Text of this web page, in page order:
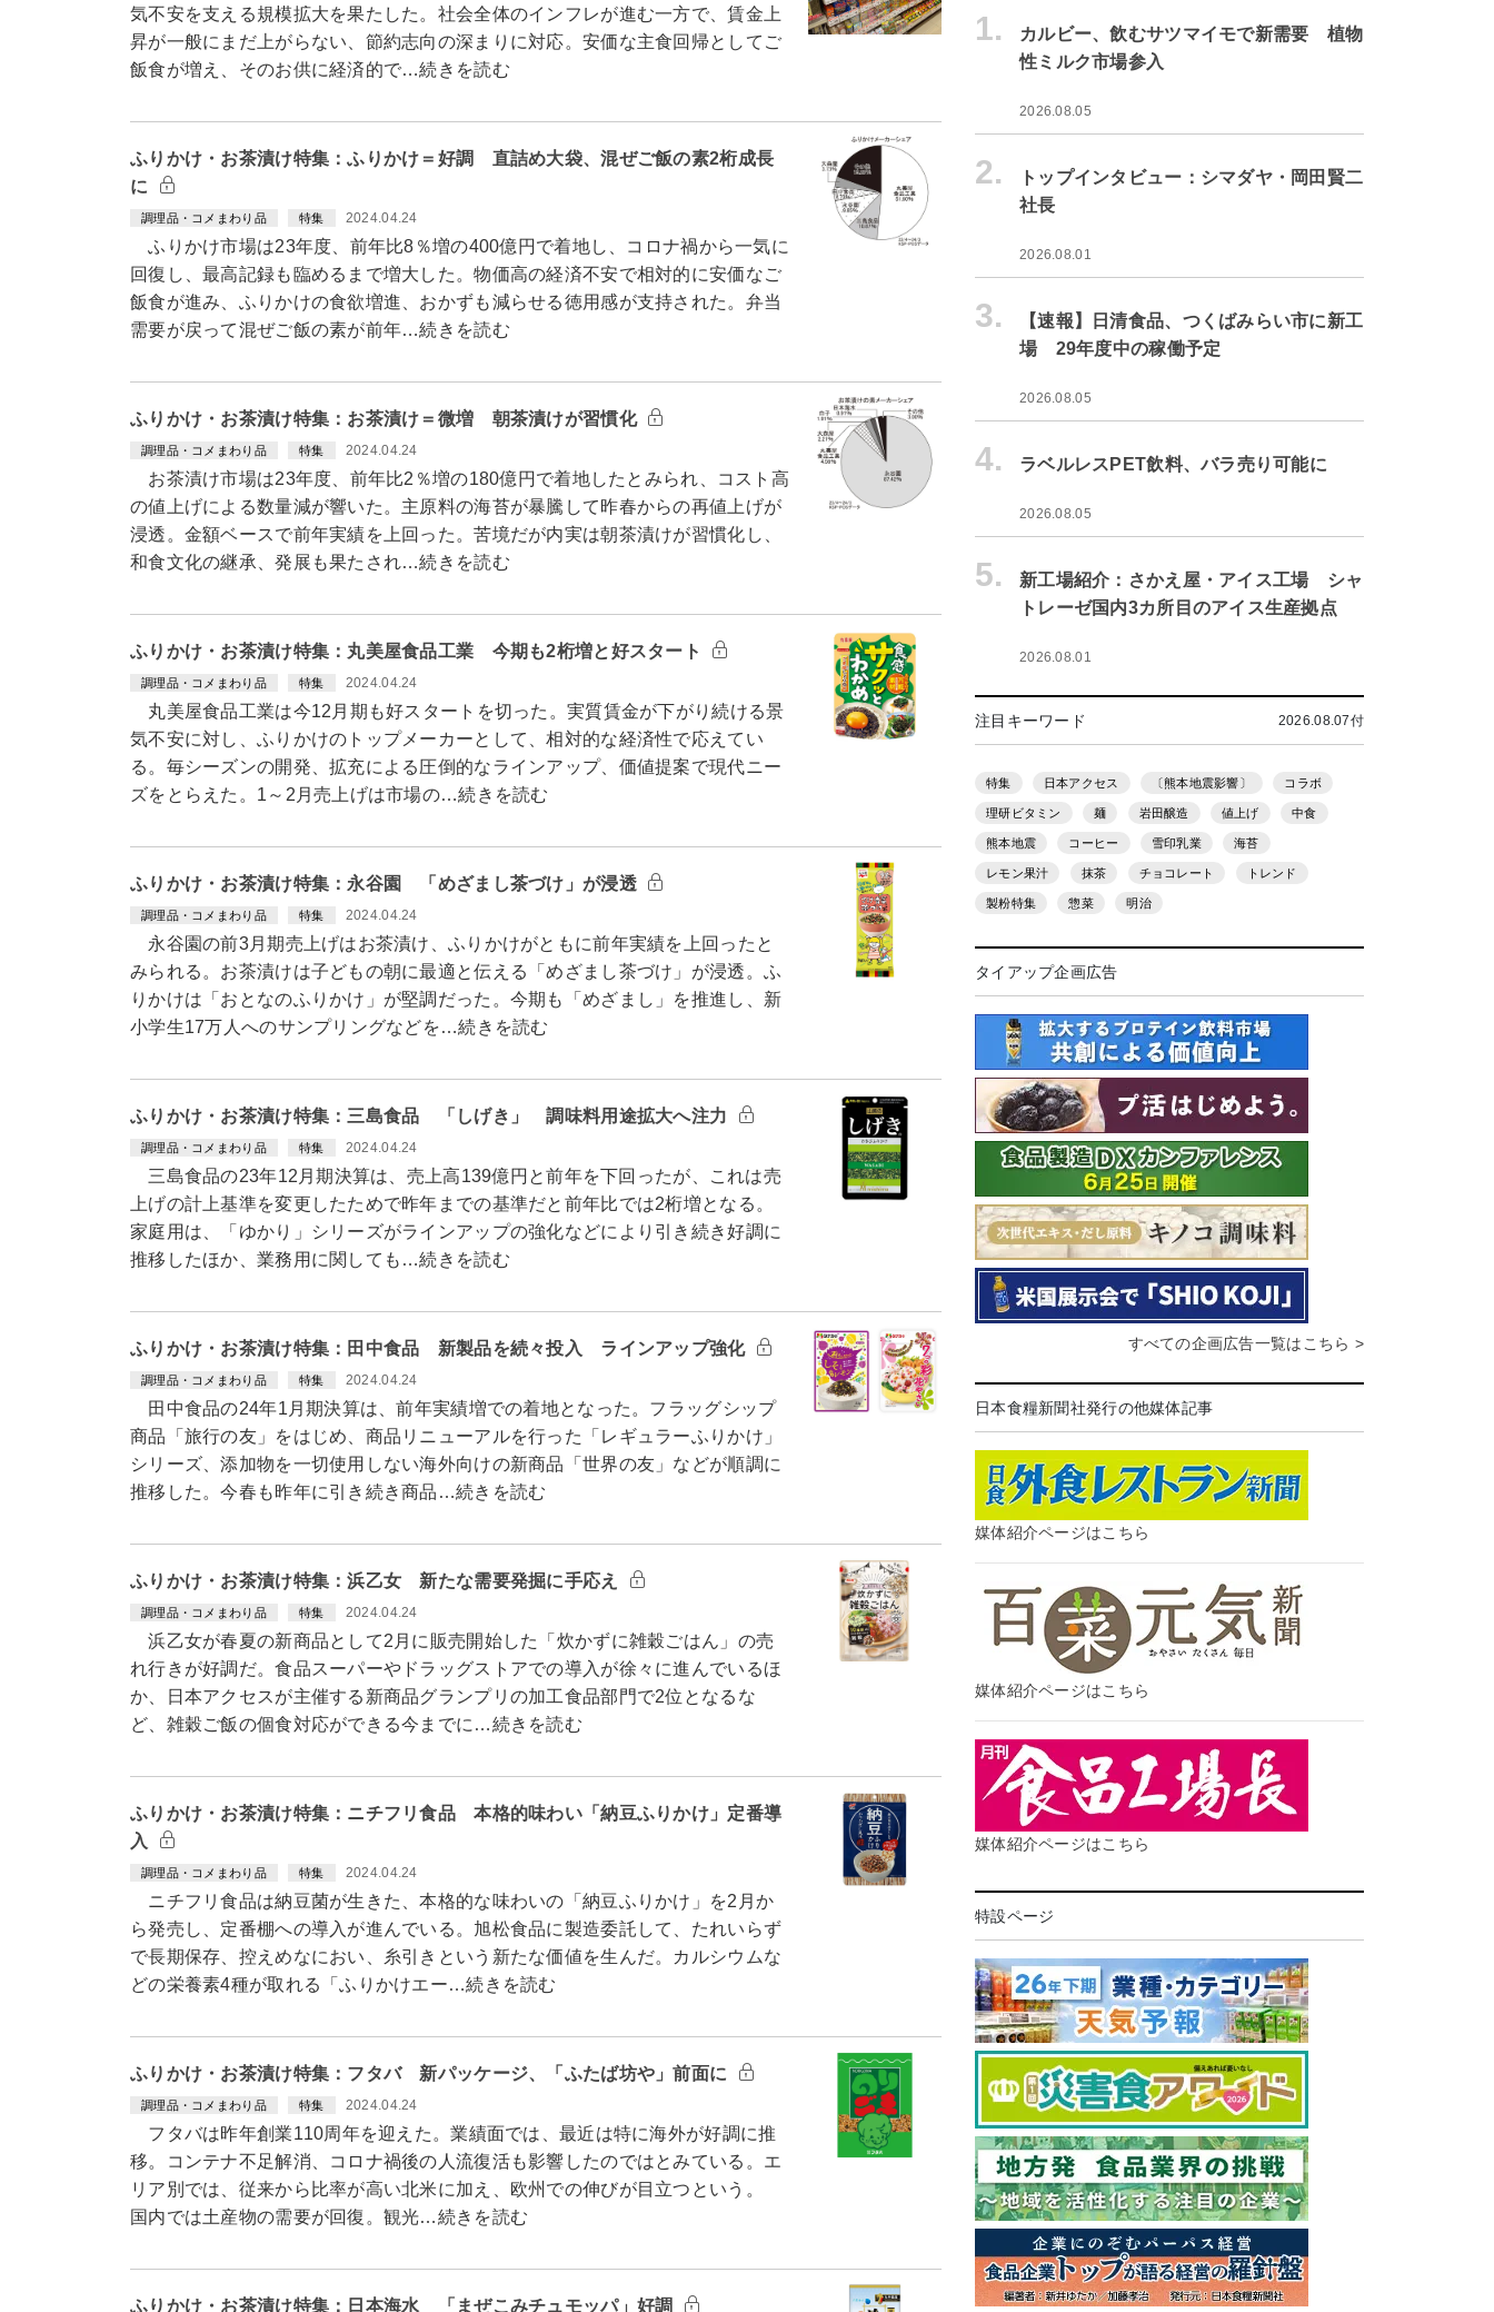
気不安を支える規模拡大を果たした。社会全体のインフレが進む一方で、賃金上
昇が一般にまだ上がらない、節約志向の深まりに対応。安価な主食回帰としてご
飯食が増え、そのお供に経済的で…続きを読む
ふりかけ・お茶漬け特集：ふりかけ＝好調 直詰め大袋、混ぜご飯の素2桁成長
に
調理品・コメまわり品 特集 2024.04.24
ふりかけ市場は23年度、前年比8％増の400億円で着地し、コロナ禍から一気に
回復し、最高記録も臨めるまで増大した。物価高の経済不安で相対的に安価なご
飯食が進み、ふりかけの食欲増進、おかずも減らせる徳用感が支持された。弁当
需要が戻って混ぜご飯の素が前年…続きを読む
ふりかけ・お茶漬け特集：お茶漬け＝微増 朝茶漬けが習慣化
調理品・コメまわり品 特集 2024.04.24
お茶漬け市場は23年度、前年比2％増の180億円で着地したとみられ、コスト高
の値上げによる数量減が響いた。主原料の海苔が暴騰して昨春からの再値上げが
浸透。金額ベースで前年実績を上回った。苦境だが内実は朝茶漬けが習慣化し、
和食文化の継承、発展も果たされ…続きを読む
ふりかけ・お茶漬け特集：丸美屋食品工業 今期も2桁増と好スタート
調理品・コメまわり品 特集 2024.04.24
丸美屋食品工業は今12月期も好スタートを切った。実質賃金が下がり続ける景
気不安に対し、ふりかけのトップメーカーとして、相対的な経済性で応えてい
る。毎シーズンの開発、拡充による圧倒的なラインアップ、価値提案で現代ニー
ズをとらえた。1～2月売上げは市場の…続きを読む
ふりかけ・お茶漬け特集：永谷園 「めざまし茶づけ」が浸透
調理品・コメまわり品 特集 2024.04.24
永谷園の前3月期売上げはお茶漬け、ふりかけがともに前年実績を上回ったと
みられる。お茶漬けは子どもの朝に最適と伝える「めざまし茶づけ」が浸透。ふ
りかけは「おとなのふりかけ」が堅調だった。今期も「めざまし」を推進し、新
小学生17万人へのサンプリングなどを…続きを読む
ふりかけ・お茶漬け特集：三島食品 「しげき」 調味料用途拡大へ注力
調理品・コメまわり品 特集 2024.04.24
三島食品の23年12月期決算は、売上高139億円と前年を下回ったが、これは売
上げの計上基準を変更したためで昨年までの基準だと前年比では2桁増となる。
家庭用は、「ゆかり」シリーズがラインアップの強化などにより引き続き好調に
推移したほか、業務用に関しても…続きを読む
ふりかけ・お茶漬け特集：田中食品 新製品を続々投入 ラインアップ強化
調理品・コメまわり品 特集 2024.04.24
田中食品の24年1月期決算は、前年実績増での着地となった。フラッグシップ
商品「旅行の友」をはじめ、商品リニューアルを行った「レギュラーふりかけ」
シリーズ、添加物を一切使用しない海外向けの新商品「世界の友」などが順調に
推移した。今春も昨年に引き続き商品…続きを読む
ふりかけ・お茶漬け特集：浜乙女 新たな需要発掘に手応え
調理品・コメまわり品 特集 2024.04.24
浜乙女が春夏の新商品として2月に販売開始した「炊かずに雑穀ごはん」の売
れ行きが好調だ。食品スーパーやドラッグストアでの導入が徐々に進んでいるほ
か、日本アクセスが主催する新商品グランプリの加工食品部門で2位となるな
ど、雑穀ご飯の個食対応ができる今までに…続きを読む
ふりかけ・お茶漬け特集：ニチフリ食品 本格的味わい「納豆ふりかけ」定番導
入
調理品・コメまわり品 特集 2024.04.24
ニチフリ食品は納豆菌が生きた、本格的な味わいの「納豆ふりかけ」を2月か
ら発売し、定番棚への導入が進んでいる。旭松食品に製造委託して、たれいらず
で長期保存、控えめなにおい、糸引きという新たな価値を生んだ。カルシウムな
どの栄養素4種が取れる「ふりかけエー…続きを読む
ふりかけ・お茶漬け特集：フタバ 新パッケージ、「ふたば坊や」前面に
調理品・コメまわり品 特集 2024.04.24
フタバは昨年創業110周年を迎えた。業績面では、最近は特に海外が好調に推
移。コンテナ不足解消、コロナ禍後の人流復活も影響したのではとみている。エ
リア別では、従来から比率が高い北米に加え、欧州での伸びが目立つという。
国内では土産物の需要が回復。観光…続きを読む
ふりかけ・お茶漬け特集：日本海水 「まぜこみチュモッパ」好調
1.
カルビー、飲むサツマイモで新需要 植物
性ミルク市場参入
2026.08.05
2.
トップインタビュー：シマダヤ・岡田賢二
社長
2026.08.01
3.
【速報】日清食品、つくばみらい市に新工
場 29年度中の稼働予定
2026.08.05
4. ラベルレスPET飲料、バラ売り可能に
2026.08.05
5.
新工場紹介：さかえ屋・アイス工場 シャ
トレーゼ国内3カ所目のアイス生産拠点
2026.08.01
注目キーワード 2026.08.07付
特集 日本アクセス 〔熊本地震影響〕 コラボ
理研ビタミン 麺 岩田醸造 値上げ 中食
熊本地震 コーヒー 雪印乳業 海苔
レモン果汁 抹茶 チョコレート トレンド
製粉特集 惣菜 明治
タイアップ企画広告
すべての企画広告一覧はこちら >
日本食糧新聞社発行の他媒体記事
媒体紹介ページはこちら
媒体紹介ページはこちら
媒体紹介ページはこちら
特設ページ